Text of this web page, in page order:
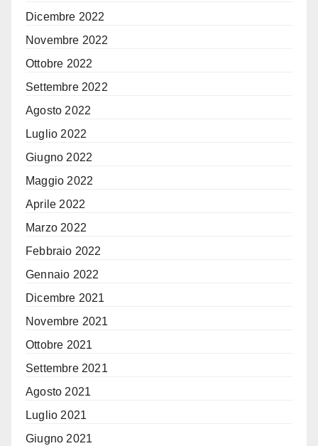
Dicembre 2022
Novembre 2022
Ottobre 2022
Settembre 2022
Agosto 2022
Luglio 2022
Giugno 2022
Maggio 2022
Aprile 2022
Marzo 2022
Febbraio 2022
Gennaio 2022
Dicembre 2021
Novembre 2021
Ottobre 2021
Settembre 2021
Agosto 2021
Luglio 2021
Giugno 2021